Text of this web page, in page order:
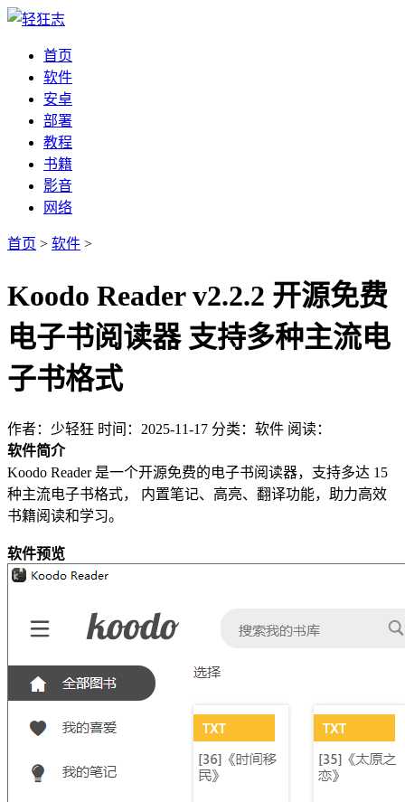
首页
软件
安卓
部署
教程
书籍
影音
网络
首页 > 软件 >
Koodo Reader v2.2.2 开源免费
电子书阅读器 支持多种主流电
子书格式
作者：少轻狂 时间：2025-11-17 分类：软件 阅读：
软件简介
Koodo Reader 是一个开源免费的电子书阅读器，支持多达 15
种主流电子书格式， 内置笔记、高亮、翻译功能，助力高效
书籍阅读和学习。
软件预览